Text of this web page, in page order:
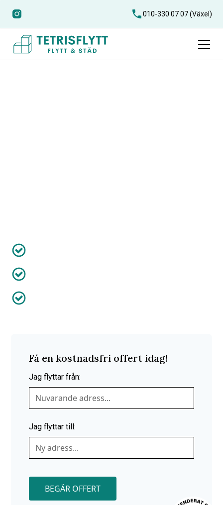
010-330 07 07 (Växel)
Få en kostnadsfri offert idag!
Jag flyttar från:
Jag flyttar till:
BEGÄR OFFERT